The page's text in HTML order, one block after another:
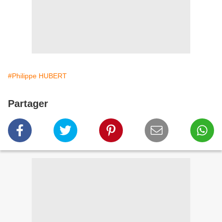
#Philippe HUBERT
Partager